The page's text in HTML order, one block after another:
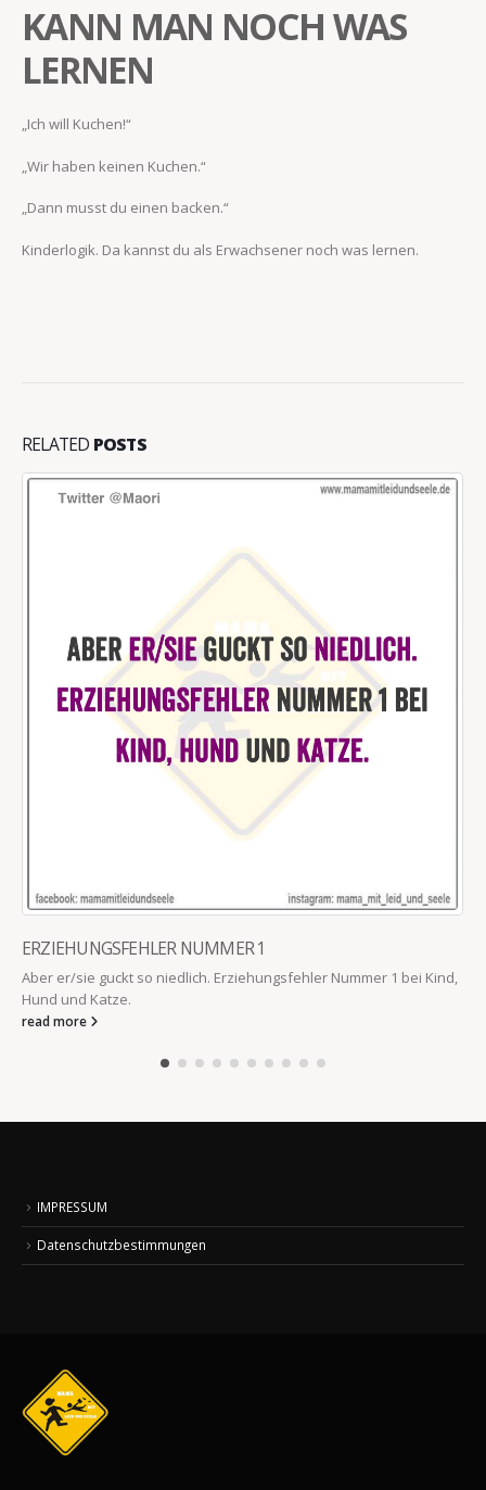
KANN MAN NOCH WAS
LERNEN
„Ich will Kuchen!“
„Wir haben keinen Kuchen.“
„Dann musst du einen backen.“
Kinderlogik. Da kannst du als Erwachsener noch was lernen.
RELATED POSTS
ERZIEHUNGSFEHLER NUMMER 1
Aber er/sie guckt so niedlich. Erziehungsfehler Nummer 1 bei Kind,
Hund und Katze.
read more
IMPRESSUM
Datenschutzbestimmungen